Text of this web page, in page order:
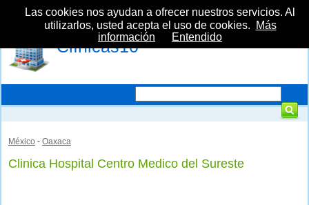
Clínicas10
México - Oaxaca
Clinica Hospital Centro Medico del Sureste
Las cookies nos ayudan a ofrecer nuestros servicios. Al
utilizarlos, usted acepta el uso de cookies.
Más
información
Entendido